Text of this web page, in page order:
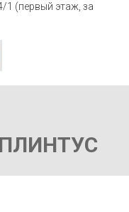
1 (первый этаж, за